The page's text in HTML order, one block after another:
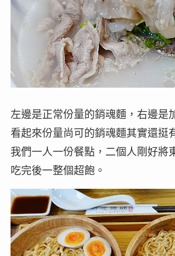
左邊是正常份量的銷魂麵，右邊是
看起來份量尚可的銷魂麵其實還挺
我們一人一份餐點，二個人剛好將
吃完後一整個超飽。